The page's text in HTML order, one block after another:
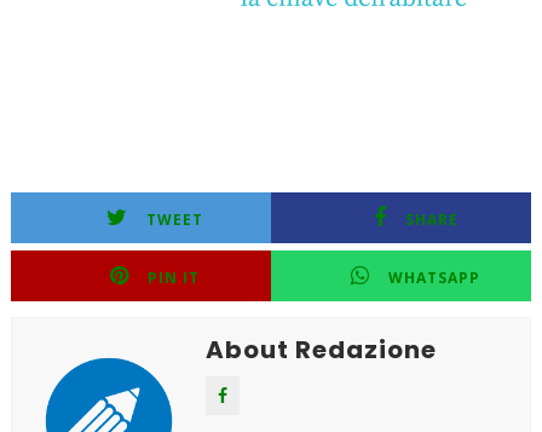
TWEET SHARE
PIN IT WHATSAPP
About Redazione